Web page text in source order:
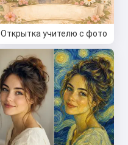
Открытка учителю с фото